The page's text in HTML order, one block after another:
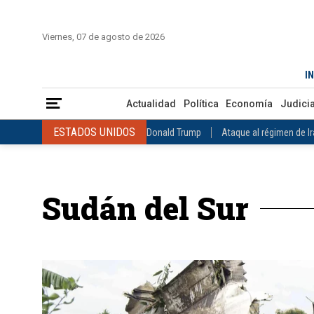
Viernes, 07 de agosto de 2026
Actualidad Política Economía Judicial
ESTADOS UNIDOS Donald Trump Ataque al régimen de
VENEZUELA Juicio contra Maduro Terremoto en
ESTADOS UNIDOS
INTERNACIONAL Raúl Castro José Luis Rodríguez Zapatero
COLOMBIA Elecciones Presidenciales en Colombia Gustavo
Sudán del Sur